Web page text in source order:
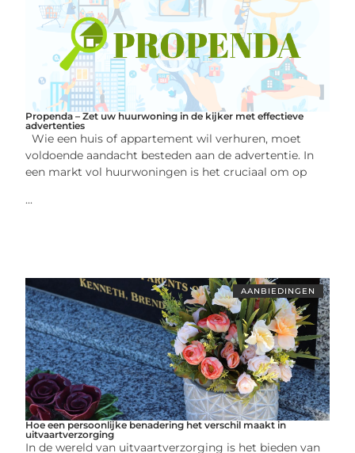
Propenda – Zet uw huurwoning in de kijker met effectieve
advertenties
Wie een huis of appartement wil verhuren, moet
voldoende aandacht besteden aan de advertentie. In
een markt vol huurwoningen is het cruciaal om op
...
AANBIEDINGEN
Hoe een persoonlijke benadering het verschil maakt in
uitvaartverzorging
In de wereld van uitvaartverzorging is het bieden van